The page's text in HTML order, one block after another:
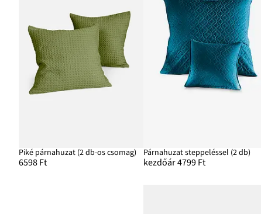
Piké párnahuzat (2 db-os csomag)
6598 Ft
Párnahuzat steppeléssel (2 db)
kezdőár 4799 Ft